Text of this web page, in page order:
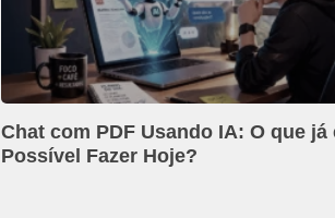
Chat com PDF Usando IA: O que já
Possível Fazer Hoje?